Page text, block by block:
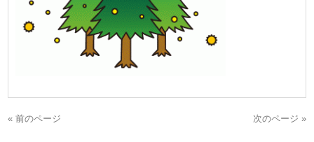
« 前のページ 次のページ »